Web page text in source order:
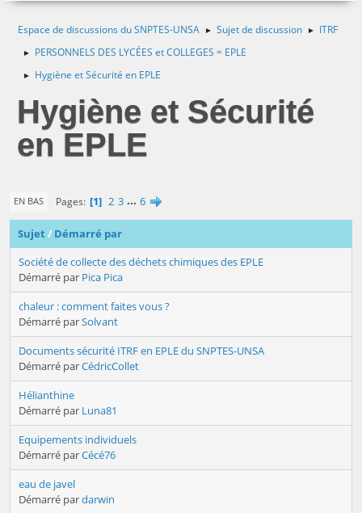
Espace de discussions du SNPTES-UNSA ► Sujet de discussion ► ITRF
► PERSONNELS DES LYCÉES et COLLEGES = EPLE
► Hygiène et Sécurité en EPLE
Hygiène et Sécurité
en EPLE
EN BAS Pages 1 2 3 ... 6
Sujet / Démarré par
Société de collecte des déchets chimiques des EPLE
Démarré par Pica Pica
chaleur : comment faites vous ?
Démarré parSolvant
Documents sécurité ITRF en EPLE du SNPTES-UNSA
Démarré parCédricCollet
Hélianthine
Démarré par Luna81
Equipements individuels
Démarré parCécé76
eau de javel
Démarré pardarwin